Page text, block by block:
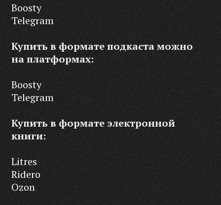
Boosty
Telegram
Купить в формате подкаста можно
на платформах:
Boosty
Telegram
Купить в формате электронной
книги:
Litres
Ridero
Ozon